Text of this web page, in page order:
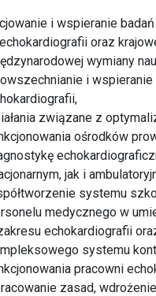
i wspieranie
oraz
wymiany
i
związane z
ośrodków
jak i
systemu
medycznego w
echokardiografii
systemu
pracowni
zasad,